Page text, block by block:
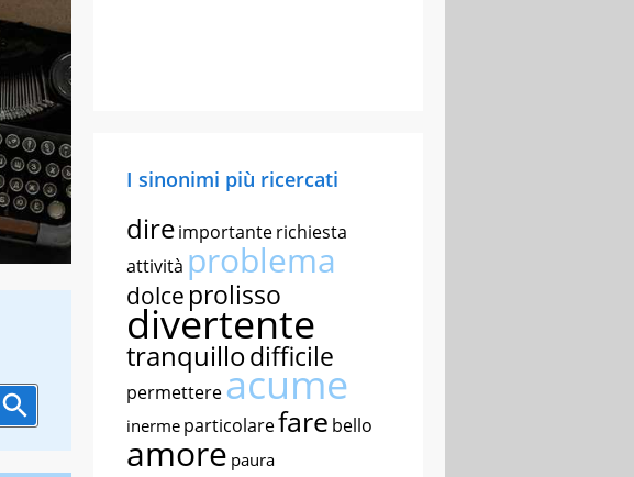
I sinonimi più ricercati
direimportanterichiesta
attività problema
dolce prolisso
divertente
tranquillodifficile
permettereacume
inerme particolarefare bello
amore paura